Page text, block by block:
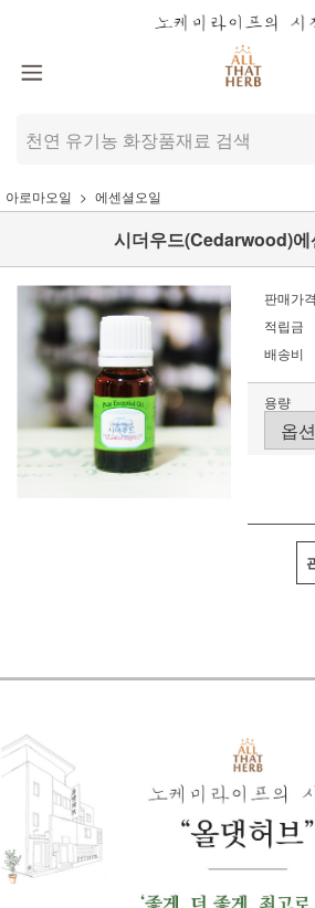
아로마오일 에센셜오일
시더우드(Cedarwood)에
판매가격
적립금
배송비
용량